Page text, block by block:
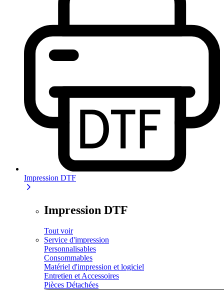
Impression DTF
Impression DTF
Tout voir
Service d'impression
Personnalisables
Consommables
Matériel d'impression et logiciel
Entretien et Accessoires
Pièces Détachées